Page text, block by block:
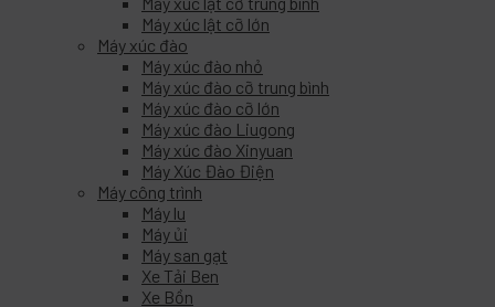
Máy xúc lật cỡ lớn
Máy xúc đào
Máy xúc đào nhỏ
Máy xúc đào cỡ trung bình
Máy xúc đào cỡ lớn
Máy xúc đào Liugong
Máy xúc đào Xinyuan
Máy Xúc Đào Điện
Máy công trình
Máy lu
Máy ủi
Máy san gạt
Xe Tải Ben
Xe Bồn